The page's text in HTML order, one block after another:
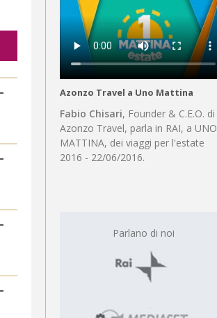
Azonzo Travel a Uno Mattina
Fabio Chisari, Founder & C.E.O. di
Azonzo Travel, parla in RAI, a UNO
MATTINA, dei viaggi per l'estate
2016 - 22/06/2016.
Parlano di noi